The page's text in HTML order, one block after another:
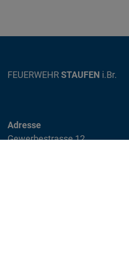
FEUERWEHR STAUFEN i.Br.
Adresse
Gewerbestrasse 12